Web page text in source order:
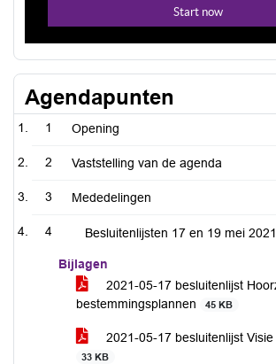
Agendapunten
1 Opening
2 Vaststelling van de agenda
3 Mededelingen
4 Besluitenlijsten 17 en 19 mei 2021
Bijlagen
2021-05-17 besluitenlijst
bestemmingsplannen
45 KB
2021-05-17 besluitenlijst Visie
33 KB